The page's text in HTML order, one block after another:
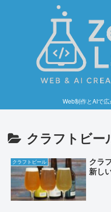
Web制作とAIで
クラフトビー
クラフトビール
クラ
新し